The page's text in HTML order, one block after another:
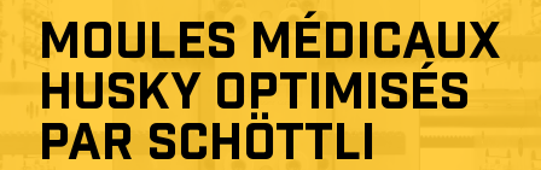
MOULES MÉDICAUX
HUSKY OPTIMISÉS
PAR SCHÖTTLI